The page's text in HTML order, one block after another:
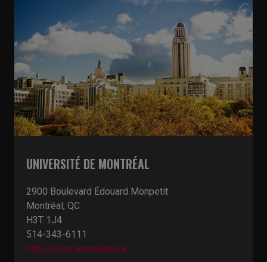
UNIVERSITÉ DE MONTRÉAL
2900 Boulevard Édouard Monpetit
Montréal, QC
H3T 1J4
514-343-6111
http://www.umontreal.ca